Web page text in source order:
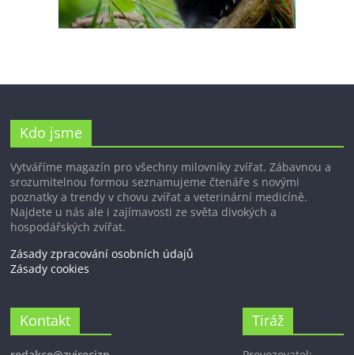
Kdo jsme
Vytváříme magazín pro všechny milovníky zvířat. Zábavnou a
srozumitelnou formou seznamujeme čtenáře s novými
poznatky a trendy v chovu zvířat a veterinární medicíně.
Najdete u nás ale i zajímavosti ze světa divokých a
hospodářských zvířat.
Zásady zpracování osobních údajů
Zásady cookies
Kontakt Tiráž